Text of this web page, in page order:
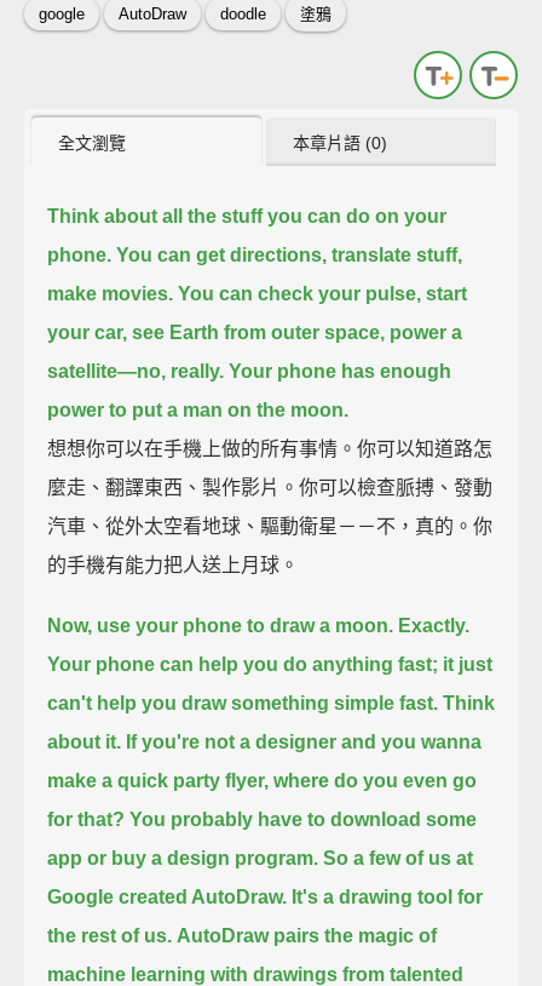
google AutoDraw doodle 塗鴉
全文瀏覽 本章片語 (0)
Think about all the stuff you can do on your
phone. You can get directions, translate stuff,
make movies. You can check your pulse, start
your car, see Earth from outer space, power a
satellite—no, really. Your phone has enough
power to put a man on the moon.
想想你可以在手機上做的所有事情。你可以知道路怎
麼走、翻譯東西、製作影片。你可以檢查脈搏、發動
汽車、從外太空看地球、驅動衛星－－不，真的。你
的手機有能力把人送上月球。
Now, use your phone to draw a moon. Exactly.
Your phone can help you do anything fast; it just
can't help you draw something simple fast. Think
about it. If you're not a designer and you wanna
make a quick party flyer, where do you even go
for that? You probably have to download some
app or buy a design program. So a few of us at
Google created AutoDraw. It's a drawing tool for
the rest of us. AutoDraw pairs the magic of
machine learning with drawings from talented